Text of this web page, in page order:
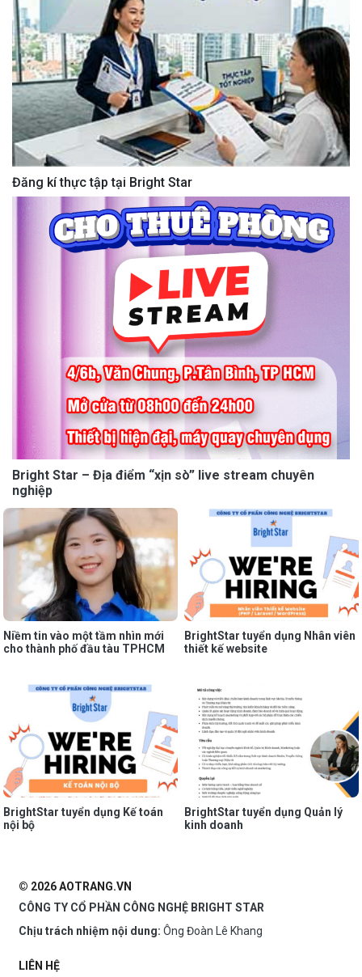
Đăng kí thực tập tại Bright Star
Bright Star – Địa điểm “xịn sò” live stream chuyên
nghiệp
Niềm tin vào một tầm nhìn mới
cho thành phố đầu tàu TPHCM
BrightStar tuyển dụng Nhân viên
thiết kế website
BrightStar tuyển dụng Kế toán
nội bộ
BrightStar tuyển dụng Quản lý
kinh doanh
© 2026 AOTRANG.VN
CÔNG TY CỔ PHẦN CÔNG NGHỆ BRIGHT STAR
Chịu trách nhiệm nội dung: Ông Đoàn Lê Khang
LIÊN HỆ